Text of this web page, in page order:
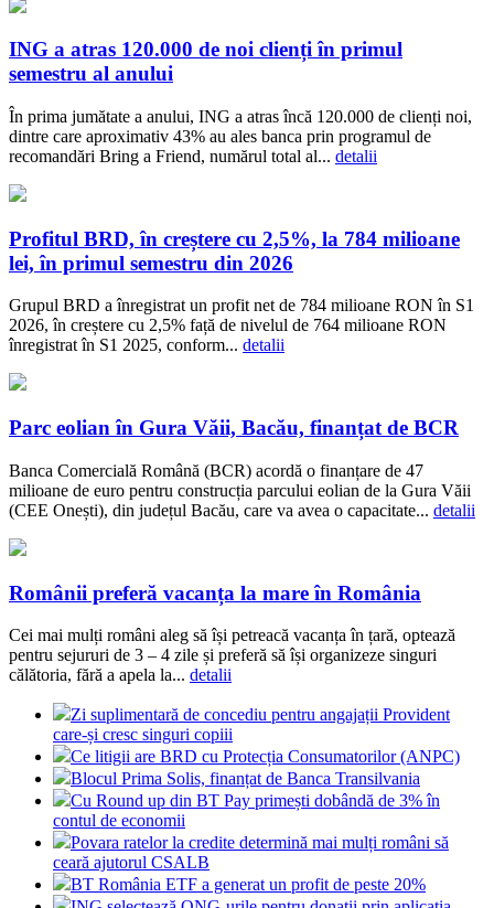
ING a atras 120.000 de noi clienți în primul
semestru al anului
În prima jumătate a anului, ING a atras încă 120.000 de clienți noi,
dintre care aproximativ 43% au ales banca prin programul de
recomandări Bring a Friend, numărul total al... detalii
Profitul BRD, în creștere cu 2,5%, la 784 milioane
lei, în primul semestru din 2026
Grupul BRD a înregistrat un profit net de 784 milioane RON în S1
2026, în creștere cu 2,5% față de nivelul de 764 milioane RON
înregistrat în S1 2025, conform... detalii
Parc eolian în Gura Văii, Bacău, finanțat de BCR
Banca Comercială Română (BCR) acordă o finanțare de 47
milioane de euro pentru construcția parcului eolian de la Gura Văii
(CEE Onești), din județul Bacău, care va avea o capacitate... detalii
Românii preferă vacanța la mare în România
Cei mai mulți români aleg să își petreacă vacanța în țară, optează
pentru sejururi de 3 – 4 zile și preferă să își organizeze singuri
călătoria, fără a apela la... detalii
Zi suplimentară de concediu pentru angajații Provident
care-și cresc singuri copiii
Ce litigii are BRD cu Protecția Consumatorilor (ANPC)
Blocul Prima Solis, finanțat de Banca Transilvania
Cu Round up din BT Pay primești dobândă de 3% în
contul de economii
Povara ratelor la credite determină mai mulți români să
ceară ajutorul CSALB
BT România ETF a generat un profit de peste 20%